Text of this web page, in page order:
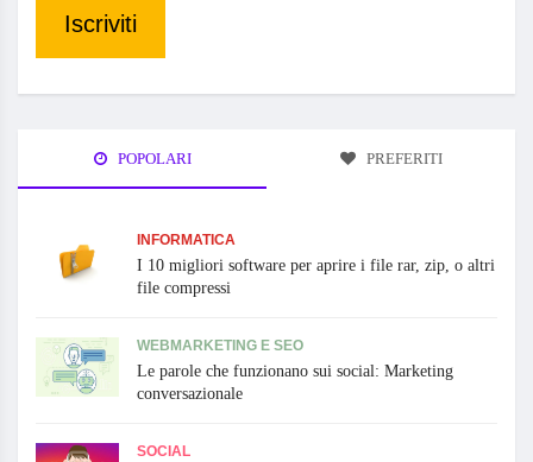
Iscriviti
POPOLARI PREFERITI
INFORMATICA
I 10 migliori software per aprire i file rar, zip, o altri
file compressi
WEBMARKETING E SEO
Le parole che funzionano sui social: Marketing
conversazionale
SOCIAL